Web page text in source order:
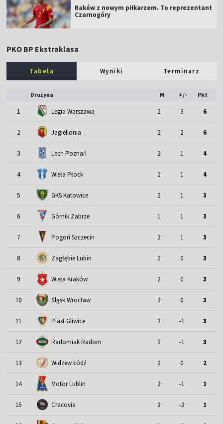
Raków z nowym piłkarzem. To reprezentant
Czarnogóry
PKO BP Ekstraklasa
Tabela Wyniki Terminarz
Drużyna M +/- Pkt
1 Legia Warszawa 2 3 6
2 Jagiellonia 2 2 6
3 Lech Poznań 2 1 4
4 Wisła Płock 2 1 4
5 GKS Katowice 2 1 3
6 Górnik Zabrze 1 1 3
7 Pogoń Szczecin 2 1 3
8 Zagłębie Lubin 2 0 3
9 Wisła Kraków 2 0 3
10 Śląsk Wrocław 2 0 3
11 Piast Gliwice 2 -1 3
12 Radomiak Radom 2 -1 3
13 Widzew Łódź 2 0 2
14 Motor Lublin 2 -1 1
15 Cracovia 2 -2 1